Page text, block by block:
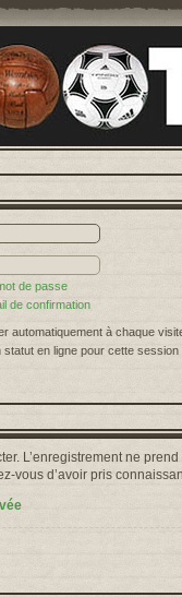
de passe
de confirmation
automatiquement à chaque
statut en ligne pour cette session
L’enregistrement ne
vous d’avoir pris